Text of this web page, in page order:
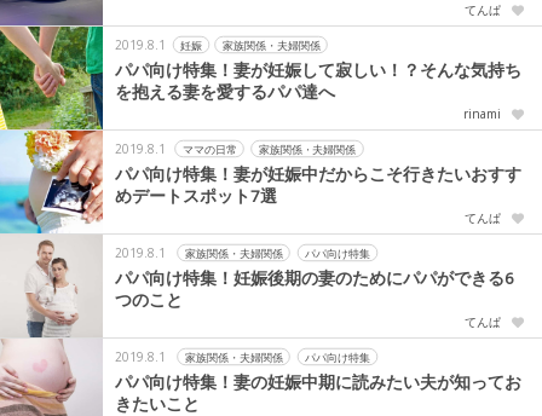
てんぱ
2019.8.1 妊娠 家族関係・夫婦関係
パパ向け特集！妻が妊娠して寂しい！？そんな気持ち
を抱える妻を愛するパパ達へ
rinami
2019.8.1 ママの日常 家族関係・夫婦関係
パパ向け特集！妻が妊娠中だからこそ行きたいおすす
めデートスポット7選
てんぱ
2019.8.1 家族関係・夫婦関係 パパ向け特集
パパ向け特集！妊娠後期の妻のためにパパができる6
つのこと
てんぱ
2019.8.1 家族関係・夫婦関係 パパ向け特集
パパ向け特集！妻の妊娠中期に読みたい夫が知ってお
きたいこと